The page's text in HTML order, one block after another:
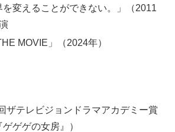
を変えることができない。」（2011
MOVIE」（2024年）
ザテレビジョンドラマアカデミー賞
ゲゲの女房』）